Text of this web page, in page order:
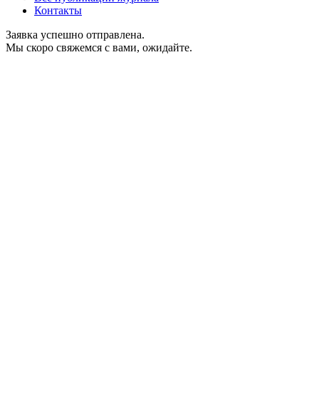
Контакты
Заявка успешно отправлена.
Мы скоро свяжемся с вами, ожидайте.